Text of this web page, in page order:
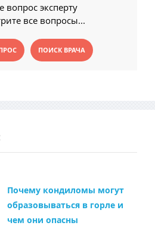
вопрос эксперту
все вопросы...
ПОИСК ВРАЧА
Почему кондиломы могут
образовываться в горле и
чем они опасны